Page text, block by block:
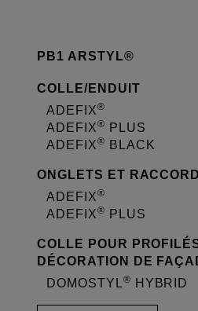
PB1 ARSTYL®
COLLE/ENDUIT
ADEFIX®
ADEFIX® PLUS
ADEFIX® BLACK
ONGLETS ET RACCORD
ADEFIX®
ADEFIX® PLUS
COLLE POUR
DÉCORATION DE
DOMOSTYL® HYBRID